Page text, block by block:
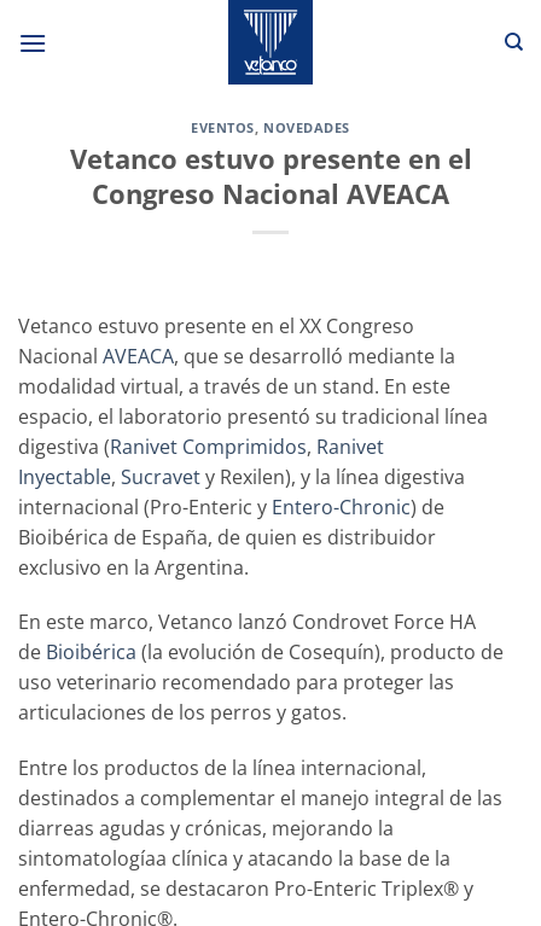
EVENTOS, NOVEDADES
Vetanco estuvo presente en el
Congreso Nacional AVEACA
Vetanco estuvo presente en el XX Congreso
Nacional AVEACA, que se desarrolló mediante la
modalidad virtual, a través de un stand. En este
espacio, el laboratorio presentó su tradicional línea
digestiva (Ranivet Comprimidos, Ranivet
Inyectable, Sucravety Rexilen), y la línea digestiva
internacional (Pro-Enteric y Entero-Chronic) de
Bioibérica de España, de quien es distribuidor
exclusivo en la Argentina.
En este marco, Vetanco lanzó Condrovet Force HA
de Bioibérica (la evolución de Cosequín), producto de
uso veterinario recomendado para proteger las
articulaciones de los perros y gatos.
Entre los productos de la línea internacional,
destinados a complementar el manejo integral de las
diarreas agudas y crónicas, mejorando la
sintomatologíaa clínica y atacando la base de la
enfermedad, se destacaron Pro-Enteric Triplex® y
Entero-Chronic®.